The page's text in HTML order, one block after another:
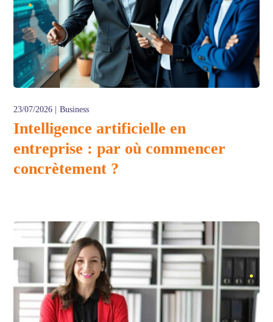
23/07/2026 Business
Intelligence artificielle en
entreprise : par où commencer
concrètement ?